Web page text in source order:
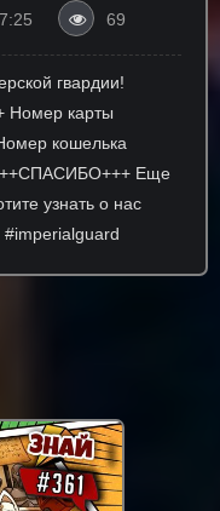
7:25 69
гвардии!
карты
кошелька
Еще
узнать о нас